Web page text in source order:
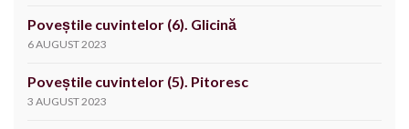
Poveștile cuvintelor (6). Glicină
6 AUGUST 2023
Poveștile cuvintelor (5). Pitoresc
3 AUGUST 2023